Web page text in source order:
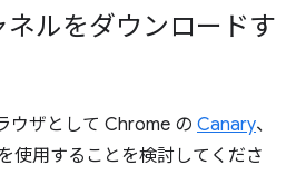
ルをダウンロードす
ウザとして Chrome の Canary、
使用することを検討してくださ